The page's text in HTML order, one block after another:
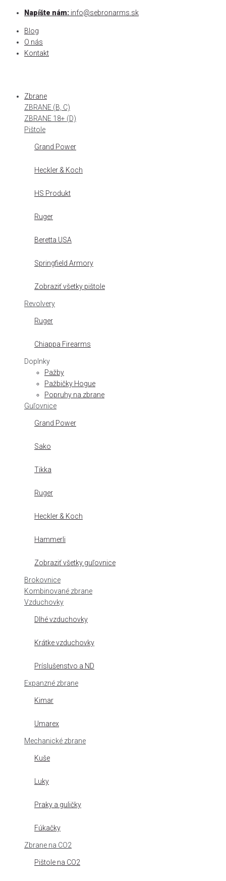
Skip
content
Napíšte nám: info@sebronarms.sk
Blog
O nás
Kontakt
Zbrane
ZBRANE (B, C)
ZBRANE 18+ (D)
Pištole
Grand Power
Heckler & Koch
HS Produkt
Ruger
Beretta USA
Springfield Armory
Zobraziť všetky pištole
Revolvery
Ruger
Chiappa Firearms
Doplnky
Pažby
Pažbičky Hogue
Popruhy na zbrane
Guľovnice
Grand Power
Sako
Tikka
Ruger
Heckler & Koch
Hammerli
Zobraziť všetky guľovnice
Brokovnice
Kombinované zbrane
Vzduchovky
Dlhé vzduchovky
Krátke vzduchovky
Príslušenstvo a ND
Expanzné zbrane
Kimar
Umarex
Mechanické zbrane
Kuše
Luky
Praky a guličky
Fúkačky
Zbrane na CO2
Pištole na CO2